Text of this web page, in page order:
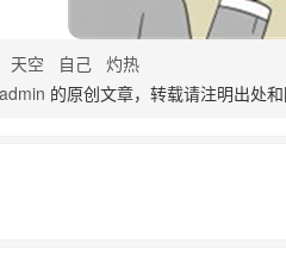
天空 自己 灼热
admin 的原创文章，转载请注明出处和